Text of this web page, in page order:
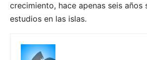
crecimiento, hace apenas seis años
estudios en las islas.